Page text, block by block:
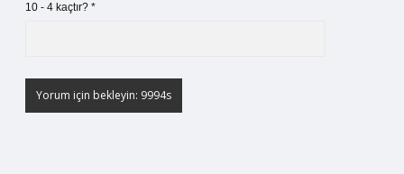
10 - 4 kaçtır? *